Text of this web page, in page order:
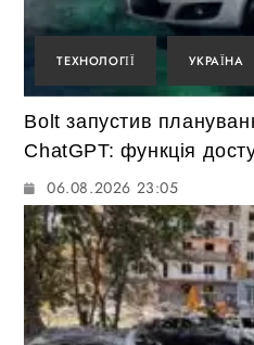
ТЕХНОЛОГІЇ УКРАЇНА
Bolt запустив
ChatGPT: функція
06.08.2026 23:05